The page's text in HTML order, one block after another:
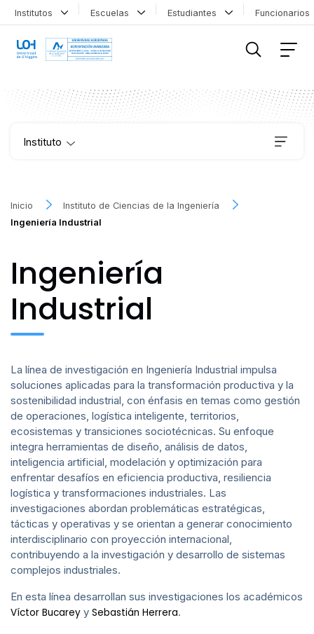
Institutos Escuelas Estudiantes
Instituto
Proyectos
Noticias
Agenda
Contacto
Inicio
Instituto de Ciencias de la Ingeniería
Ingeniería Industrial
Ingeniería
Industrial
La línea de investigación en Ingeniería Industrial impulsa
soluciones aplicadas para la transformación productiva y la
sostenibilidad industrial, con énfasis en temas como gestión
de operaciones, logística inteligente, territorios,
ecosistemas y transiciones sociotécnicas. Su enfoque
integra herramientas de diseño, análisis de datos,
inteligencia artificial, modelación y optimización para
enfrentar desafíos en eficiencia productiva, resiliencia
logística y transformaciones industriales. Las
investigaciones abordan problemáticas estratégicas,
tácticas y operativas y se orientan a generar conocimiento
interdisciplinario con proyección internacional,
contribuyendo a la investigación y desarrollo de sistemas
complejos industriales.
En esta línea desarrollan sus investigaciones los académicos
Víctor Bucarey y Sebastián Herrera.